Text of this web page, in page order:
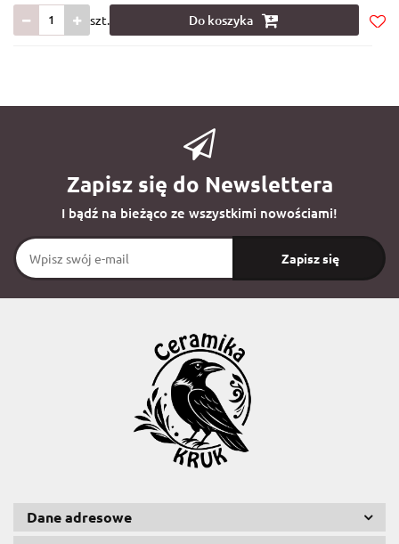
szt.
Do koszyka
Zapisz się do Newslettera
I bądź na bieżąco ze wszystkimi nowościami!
Dane adresowe